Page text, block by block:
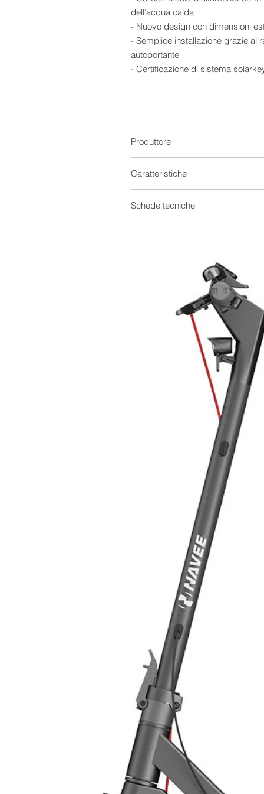
dell’acqua calda
- Nuovo design con dimensioni
- Semplice installazione grazie ai
autoportante
- Certificazione di sistema
Produttore
Caratteristiche
Solare Termico
Schede tecniche